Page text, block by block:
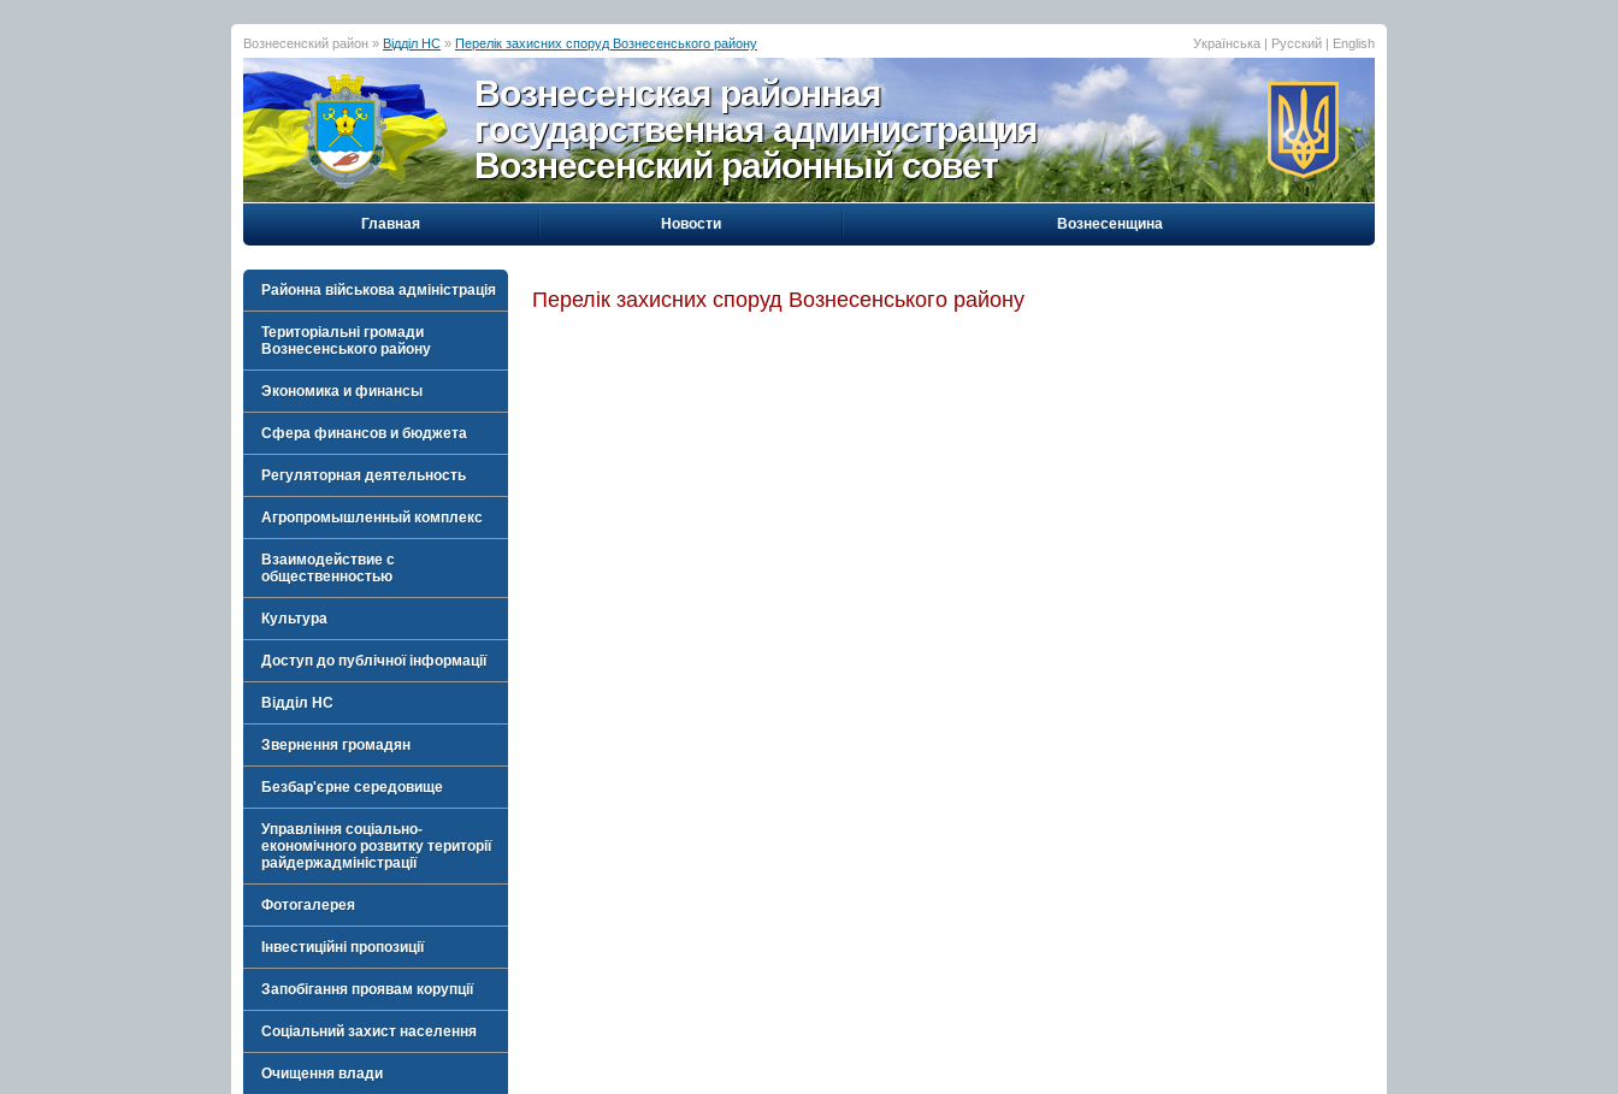
Вознесенский район » Відділ НС » Перелік захисних споруд Вознесенського району Українська | Русский | English
Вознесенская районная
государственная администрация
Вознесенский районный совет
Главная Новости Вознесенщина
Районна військова адміністрація
Територіальні громади
Вознесенського району
Экономика и финансы
Сфера финансов и бюджета
Регуляторная деятельность
Агропромышленный комплекс
Взаимодействие с
общественностью
Культура
Доступ до публічної інформації
Відділ НС
Звернення громадян
Безбар'єрне середовище
Управління соціально-
економічного розвитку території
райдержадміністрації
Фотогалерея
Інвестиційні пропозиції
Запобігання проявам корупції
Соціальний захист населення
Очищення влади
Перелік захисних споруд Вознесенського району